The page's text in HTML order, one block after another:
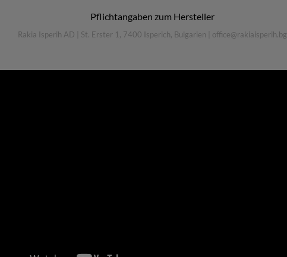
Pflichtangaben zum Hersteller
Rakia Isperih AD St. Erster 1, 7400 Isperich, Bulgarien office@rakiaisperih.bg